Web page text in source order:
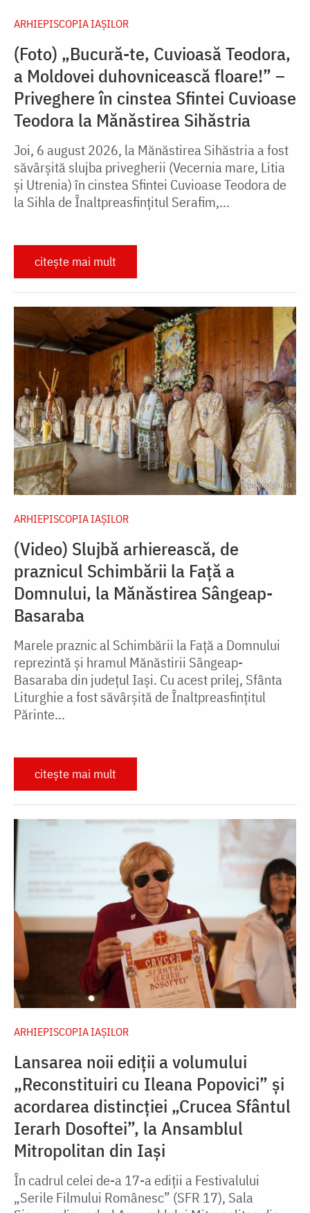
ARHIEPISCOPIA IAŞILOR
(Foto) „Bucură-te, Cuvioasă Teodora,
a Moldovei duhovnicească floare!” –
Priveghere în cinstea Sfintei Cuvioase
Teodora la Mănăstirea Sihăstria
Joi, 6 august 2026, la Mănăstirea Sihăstria a fost
săvârșită slujba privegherii (Vecernia mare, Litia
și Utrenia) în cinstea Sfintei Cuvioase Teodora de
la Sihla de Înaltpreasfințitul Serafim,...
citește mai mult
ARHIEPISCOPIA IAŞILOR
(Video) Slujbă arhierească, de
praznicul Schimbării la Față a
Domnului, la Mănăstirea Sângeap-
Basaraba
Marele praznic al Schimbării la Față a Domnului
reprezintă și hramul Mănăstirii Sângeap-
Basaraba din județul Iași. Cu acest prilej, Sfânta
Liturghie a fost săvârșită de Înaltpreasfințitul
Părinte...
citește mai mult
ARHIEPISCOPIA IAŞILOR
Lansarea noii ediții a volumului
„Reconstituiri cu Ileana Popovici” și
acordarea distincției „Crucea Sfântul
Ierarh Dosoftei”, la Ansamblul
Mitropolitan din Iași
În cadrul celei de-a 17-a ediții a Festivalului
„Serile Filmului Românesc” (SFR 17), Sala